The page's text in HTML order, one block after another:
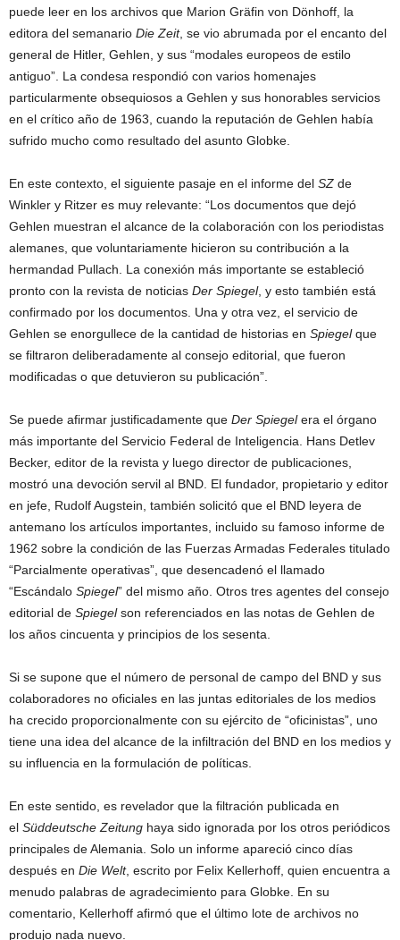
puede leer en los archivos que Marion Gräfin von Dönhoff, la
editora del semanario Die Zeit, se vio abrumada por el encanto del
general de Hitler, Gehlen, y sus “modales europeos de estilo
antiguo”. La condesa respondió con varios homenajes
particularmente obsequiosos a Gehlen y sus honorables servicios
en el crítico año de 1963, cuando la reputación de Gehlen había
sufrido mucho como resultado del asunto Globke.
En este contexto, el siguiente pasaje en el informe del SZ de
Winkler y Ritzer es muy relevante: “Los documentos que dejó
Gehlen muestran el alcance de la colaboración con los periodistas
alemanes, que voluntariamente hicieron su contribución a la
hermandad Pullach. La conexión más importante se estableció
pronto con la revista de noticias Der Spiegel, y esto también está
confirmado por los documentos. Una y otra vez, el servicio de
Gehlen se enorgullece de la cantidad de historias en Spiegelque
se filtraron deliberadamente al consejo editorial, que fueron
modificadas o que detuvieron su publicación”.
Se puede afirmar justificadamente que Der Spiegelera el órgano
más importante del Servicio Federal de Inteligencia. Hans Detlev
Becker, editor de la revista y luego director de publicaciones,
mostró una devoción servil al BND. El fundador, propietario y editor
en jefe, Rudolf Augstein, también solicitó que el BND leyera de
antemano los artículos importantes, incluido su famoso informe de
1962 sobre la condición de las Fuerzas Armadas Federales titulado
“Parcialmente operativas”, que desencadenó el llamado
“Escándalo Spiegel” del mismo año. Otros tres agentes del consejo
editorial de Spiegelson referenciados en las notas de Gehlen de
los años cincuenta y principios de los sesenta.
Si se supone que el número de personal de campo del BND y sus
colaboradores no oficiales en las juntas editoriales de los medios
ha crecido proporcionalmente con su ejército de “oficinistas”, uno
tiene una idea del alcance de la infiltración del BND en los medios y
su influencia en la formulación de políticas.
En este sentido, es revelador que la filtración publicada en
el Süddeutsche Zeitung haya sido ignorada por los otros periódicos
principales de Alemania. Solo un informe apareció cinco días
después en Die Welt, escrito por Felix Kellerhoff, quien encuentra a
menudo palabras de agradecimiento para Globke. En su
comentario, Kellerhoff afirmó que el último lote de archivos no
produjo nada nuevo.